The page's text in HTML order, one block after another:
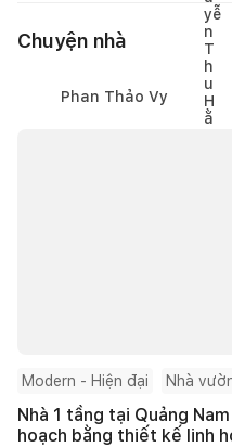
Chuyện nhà
Phan Thảo Vy
Modern - Hiện đại Nhà
Nhà 1 tầng tại Quảng
hoạch bằng thiết kế linh